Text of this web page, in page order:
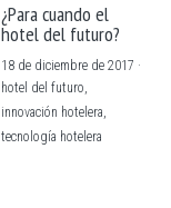
¿Para cuando el
hotel del futuro?
18 de diciembre de 2017 ·
hotel del futuro,
innovación hotelera,
tecnología hotelera